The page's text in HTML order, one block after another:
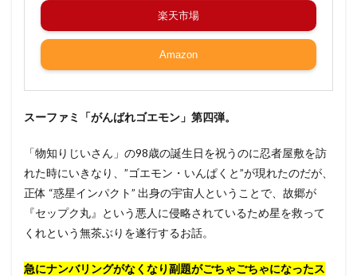
楽天市場
Amazon
スーファミ「がんばれゴエモン」第四弾。
「物知りじいさん」の98歳の誕生日を祝うのに忍者屋敷を訪
れた時にいきなり、”ゴエモン・いんぱくと”が現れたのだが、
正体 “惑星インパクト” 出身の宇宙人ということで、故郷が
『セップク丸』という悪人に侵略されているため星を救って
くれという無茶ぶりを遂行するお話。
急にナンバリングがなくなり副題がごちゃごちゃになったス